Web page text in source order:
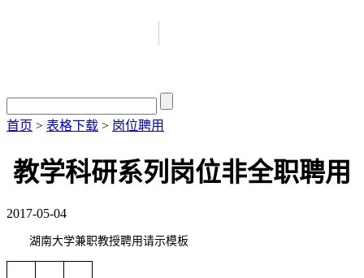
首页 > 表格下载 > 岗位聘用
教学科研系列岗位非全职聘用
2017-05-04
湖南大学兼职教授聘用请示模板